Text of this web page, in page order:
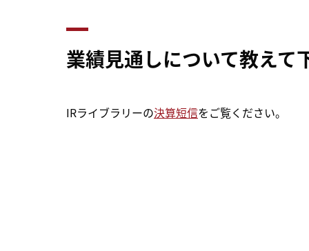
業績見通しについて教えて
IRライブラリーの決算短信をご覧ください。